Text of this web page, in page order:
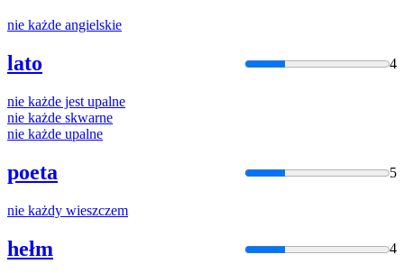
nie każde angielskie
lato 4
nie każde jest upalne
nie każde skwarne
nie każde upalne
poeta 5
nie każdy wieszczem
hełm 4